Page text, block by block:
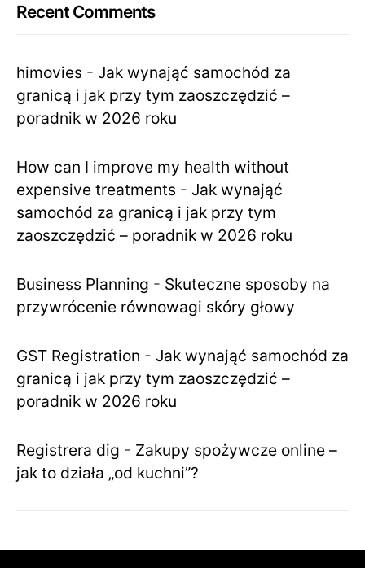
Recent Comments
himovies - Jak wynająć samochód za
granicą i jak przy tym zaoszczędzić –
poradnik w 2026 roku
How can I improve my health without
expensive treatments - Jak wynająć
samochód za granicą i jak przy tym
zaoszczędzić – poradnik w 2026 roku
Business Planning - Skuteczne sposoby na
przywrócenie równowagi skóry głowy
GST Registration - Jak wynająć samochód za
granicą i jak przy tym zaoszczędzić –
poradnik w 2026 roku
Registrera dig - Zakupy spożywcze online –
jak to działa „od kuchni”?